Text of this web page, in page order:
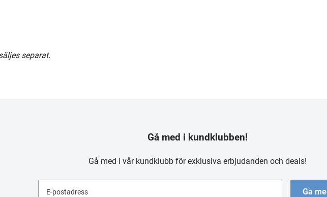
separat.
Gå med i kundklubben!
Gå med i vår kundklubb för exklusiva erbjudanden och deals!
E-postadress Gå